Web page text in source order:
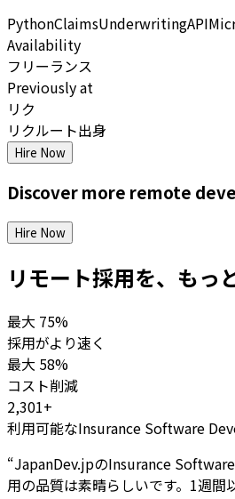
PythonClaimsUnderwritingAPI
Availability
フリーランス
Previously at
リク
リクルート出身
Hire Now
Discover more remote
Hire Now
リモート採用を、もっ
最大 75%
採用がより速く
最大 58%
コスト削減
2,301+
利用可能なInsurance Software
“JapanDev.jpのInsurance
用の品質は素晴らしいです。1週間